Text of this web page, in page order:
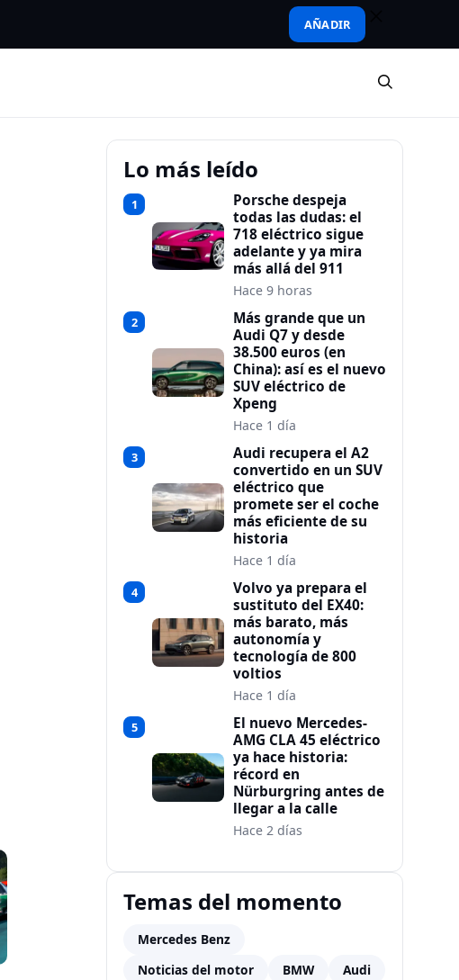
AÑADIR
Lo más leído
1
Porsche despeja
todas las dudas: el
718 eléctrico sigue
adelante y ya mira
más allá del 911
Hace 9 horas
2
Más grande que un
Audi Q7 y desde
38.500 euros (en
China): así es el nuevo
SUV eléctrico de
Xpeng
Hace 1 día
3
Audi recupera el A2
convertido en un SUV
eléctrico que
promete ser el coche
más eficiente de su
historia
Hace 1 día
4
Volvo ya prepara el
sustituto del EX40:
más barato, más
autonomía y
tecnología de 800
voltios
Hace 1 día
5
El nuevo Mercedes-
AMG CLA 45 eléctrico
ya hace historia:
récord en
Nürburgring antes de
llegar a la calle
Hace 2 días
Temas del momento
Mercedes Benz
Noticias del motor
BMW
Audi